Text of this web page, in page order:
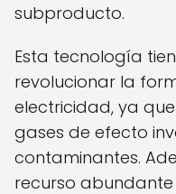
subproducto.
Esta tecnología
revolucionar la
electricidad, ya
gases de efecto
contaminantes.
recurso